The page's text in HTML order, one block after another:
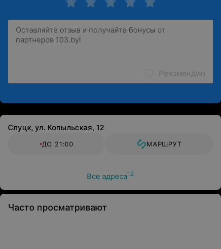
Рекомендую
Слуцк, ул. Копыльская, 12
ДО 21:00 МАРШРУТ
Все адреса12
Часто просматривают